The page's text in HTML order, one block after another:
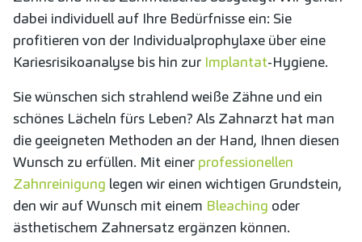
dabei individuell auf Ihre Bedürfnisse ein: Sie
profitieren von der Individualprophylaxe über eine
Kariesrisikoanalyse bis hin zur Implantat-Hygiene.
Sie wünschen sich strahlend weiße Zähne und ein
schönes Lächeln fürs Leben? Als Zahnarzt hat man
die geeigneten Methoden an der Hand, Ihnen diesen
Wunsch zu erfüllen. Mit einer professionellen
Zahnreinigung legen wir einen wichtigen Grundstein,
den wir auf Wunsch mit einem Bleaching oder
ästhetischem Zahnersatz ergänzen können.